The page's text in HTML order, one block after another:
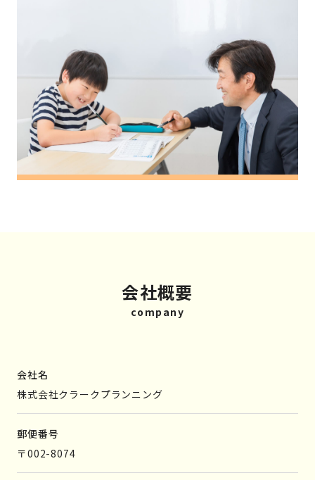
会社概要
company
会社名
株式会社クラークプランニング
郵便番号
〒002-8074